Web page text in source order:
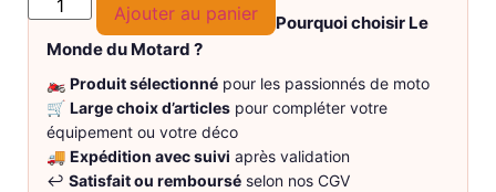
Ajouter au panier
Pourquoi choisir Le
Monde du Motard ?
🏍️ Produit sélectionné pour les passionnés de moto
🛒 Large choix d’articles pour compléter votre
équipement ou votre déco
🚚 Expédition avec suivi après validation
↩️ Satisfait ou remboursé selon nos CGV